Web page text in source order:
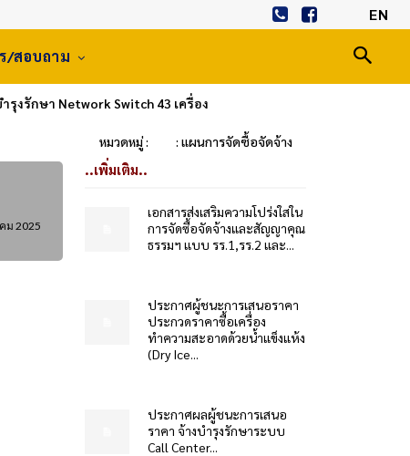
EN
/สอบถาม
รุงรักษา Network Switch 43 เครื่อง
หมวดหมู่ : : แผนการจัดซื้อจัดจ้าง
ม 2025
..เพิ่มเติม..
เอกสารส่งเสริมความโปร่งใสใน
การจัดซื้อจัดจ้างและสัญญาคุณ
ธรรมฯ แบบ รร.1,รร.2 และ...
ประกาศผู้ชนะการเสนอราคา
ประกวดราคาซื้อเครื่อง
ทำความสะอาดด้วยน้ำแข็งแห้ง
(Dry Ice...
ประกาศผลผู้ชนะการเสนอ
ราคา จ้างบำรุงรักษาระบบ
Call Center...